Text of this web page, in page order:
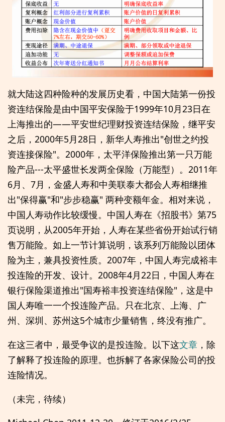
就大陆这四种险种的发展历史看，中国大陆第一份投
资连结保险是由中国平安保险于1999年10月23日在
上海推出的——平安世纪理财投资连结保险，继平安
之后，2000年5月28日，新华人寿推出"创世之约投
资连接保险"。2000年，太平洋保险推出第一只万能
险产品---太平盛世长发两全保险（万能型）。2011年
6月、7月，金盛人寿和中美联泰大都会人寿相继推
出"保得赢"和"步步稳赢" 两种变额年金。相对来说，
中国人寿动作比较缓慢。中国人寿在《招股书》第75
页说明，从2005年开始，人寿在某些省份开始试行销
售万能险。如上一节计算说明，该系列万能险以团体
险为主，兼具投资性质。2007年，中国人寿完成裕丰
投连险的开发、设计。2008年4月22日，中国人寿在
银行保险渠道推出"国寿裕丰投资连结保险"，这是中
国人寿唯一一个投连险产品。只在北京、上海、广
州、深圳、苏州这5个城市少量销售，终没有推广。
在这三者中，最受争议的是投连险。以下这文章 ，除
了解释了投连险的原理。也拆解了各家保险公司的投
连险情况。
（未完，待续）